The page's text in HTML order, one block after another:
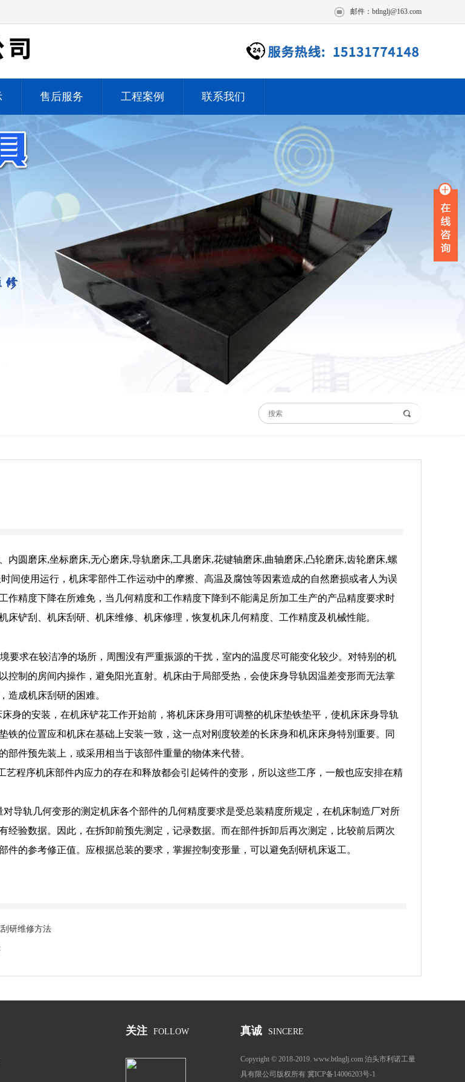
邮件：btlnglj@163.com
售后服务 工程案例 联系我们
内圆磨床,坐标磨床,无心磨床,导轨磨床,工具磨床,花键轴磨床,曲轴磨床,凸轮磨床,齿轮磨床,螺
间使用运行，机床零部件工作运动中的摩擦、高温及腐蚀等因素造成的自然磨损或者人为误
作精度下降在所难免，当几何精度和工作精度下降到不能满足所加工生产的产品精度要求时
床铲刮、机床刮研、机床维修、机床修理，恢复机床几何精度、工作精度及机械性能。
要求在较洁净的场所，周围没有严重振源的干扰，室内的温度尽可能变化较少。对特别的机
控制的房间内操作，避免阳光直射。机床由于局部受热，会使床身导轨因温差变形而无法掌
造成机床刮研的困难。
身的安装，在机床铲花工作开始前，将机床床身用可调整的机床垫铁垫平，使机床床身导轨
铁的位置应和机床在基础上安装一致，这一点对刚度较差的长床身和机床床身特別重要。同
变形的部件预先装上，或采用相当于该部件重量的物体来代替。
艺程序机床部件内应力的存在和释放都会引起铸件的变形，所以这些工序，一般也应安排在精
对导轨几何变形的测定机床各个部件的几何精度要求是受总装精度所规定，在机床制造厂对所
经验数据。因此，在拆卸前预先测定，记录数据。而在部件拆卸后再次测定，比较前后两次
件的参考修正值。应根据总装的要求，掌握控制变形量，可以避免刮研机床返工。
研维修方法
关注 FOLLOW 真诚 SINCERE
Copyright © 2018-2019. www.btlnglj.com 泊头市利诺工量
具有限公司版权所有 冀ICP备14006203号-1